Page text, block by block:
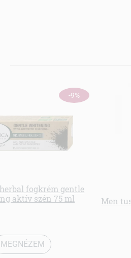
-9%
fogkrém gentle
aktív szén 75 ml
MEGNÉZEM
Men